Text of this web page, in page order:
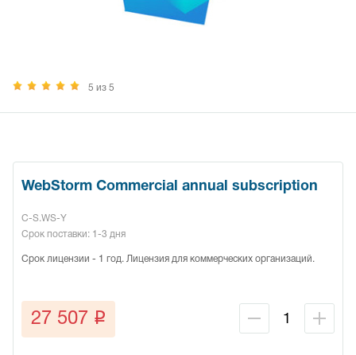
5 из 5
WebStorm Commercial annual subscription
C-S.WS-Y
Срок поставки: 1-3 дня
Срок лицензии - 1 год. Лицензия для коммерческих организаций.
27 507 q